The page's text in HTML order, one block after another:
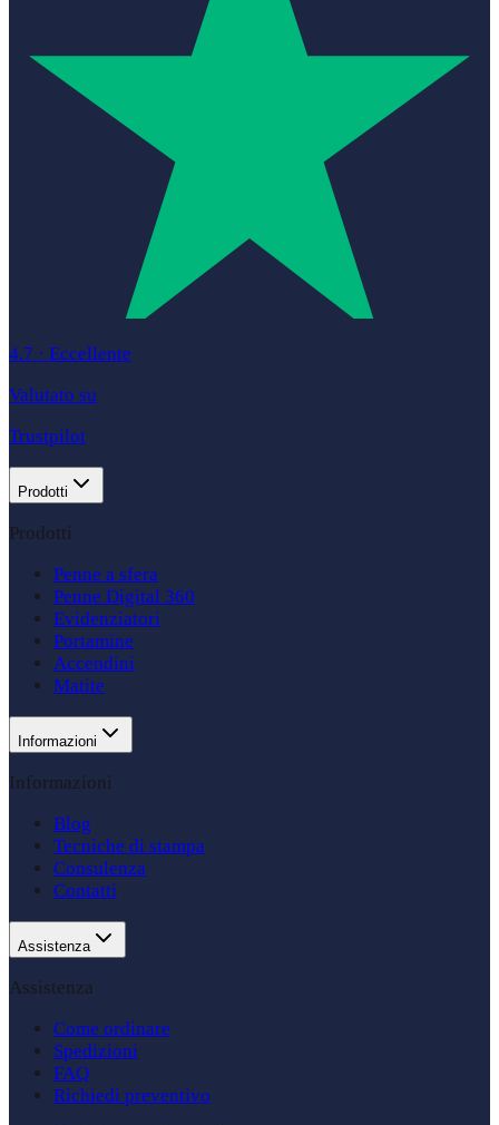
4.7 · Eccellente
Valutato su
Trustpilot
Prodotti
Prodotti
Penne a sfera
Penne Digital 360
Evidenziatori
Portamine
Accendini
Matite
Informazioni
Informazioni
Blog
Tecniche di stampa
Consulenza
Contatti
Assistenza
Assistenza
Come ordinare
Spedizioni
FAQ
Richiedi preventivo